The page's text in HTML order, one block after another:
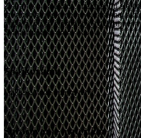
Zváranie plameňom, obalovanou
taviacou sa elektrodou v ochrannej
netaviacou sa elektrodou v ochrannej
Zváram všetky druhy kovov.
Spájkovanie
Mäkké a tvrdé spájkovanie
Spracovanie materiálu